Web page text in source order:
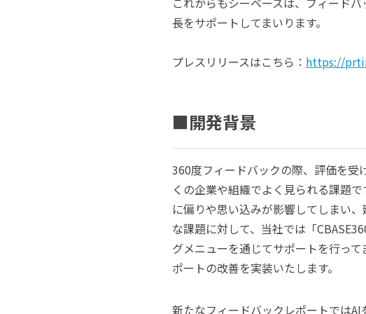
長をサポートしてまいります。
プレスリリースはこちら： https://
■開発背景
360度フィードバックの際、評価を
くの企業や組織でよく見られる課題
に偏りや思い込みが影響してしまい
な課題に対して、当社では「
グメニューを通じてサポートを行っ
ポートの改善を実装いたします。
新たなフィードバックレポートでは